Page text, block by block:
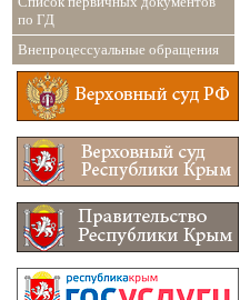
по ГД
Внепроцессуальные обращения